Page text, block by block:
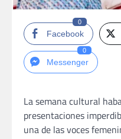
Facebook
0
Messenger
0
La semana cultural
presentaciones
una de las voces